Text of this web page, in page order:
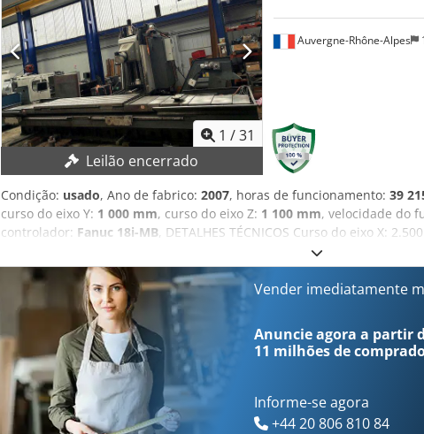
1 /31
Leilão encerrado
Auvergne-Rhône-Alpes
Condição: usado, Ano de fabrico: 2007, horas de funcionamento: 39
curso do eixo Y: 1 000 mm, curso do eixo Z: 1 100 mm, velocidade do
controlador: Fanuc 18i-MB, DETALHES TÉCNICOS Curso do eixo X:
Curso do eixo Z: 1.100 mm Dimensões da mesa: 2.700 × 850 mm
ferramenta do eixo: ISO 50 – DIN 69871 AD Potência do eixo: 22/26 kW
Número de velocidades da caixa de engrenagens: 2 Chodpfx Aiezmw
Avanço rápido: 10 m/min Eixos: Eixos A e B Divisão: 2,5° DETALHES DA
MB Pressão do líquido de refrigeração através do eixo: 23 bar Peso da
funcionamento: 39.215 h EQUIPAMENTO Cabeçote rotativo automático
de engrenagens do eixo em duas etapas Fornecimento de líquido de
bar Nota: A funcionalidade do sistema de refrigeração do eixo não foi
carregamento em contentor, será cobrada uma taxa de 500 € pelos
Vender imediatamente
Anuncie agora a partir
11 milhões de
Informe-se agora
+44 20 806 810 84